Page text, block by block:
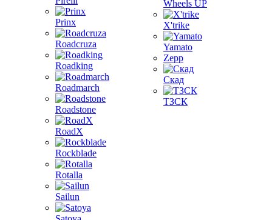
Prinx
Roadcruza
Roadking
Roadmarch
Roadstone
RoadX
Rockblade
Rotalla
Sailun
Wheels UP
X'trike
Yamato
Zepp
Скад
ТЗСК